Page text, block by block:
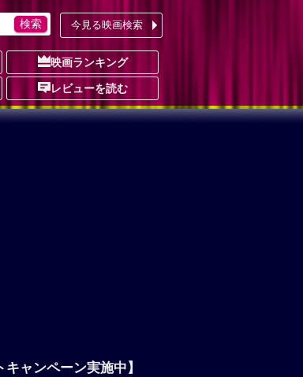
今見る映画検索
映画ランキング
レビューを読む
キャンペーン実施中】